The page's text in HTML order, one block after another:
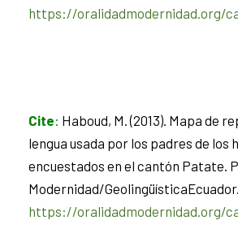
https://oralidadmodernidad.org/
Cite: Haboud, M. (2013). Mapa de
lengua usada por los padres de los
encuestados en el cantón Patate.
Modernidad/GeolingüísticaEcuador.
https://oralidadmodernidad.org/